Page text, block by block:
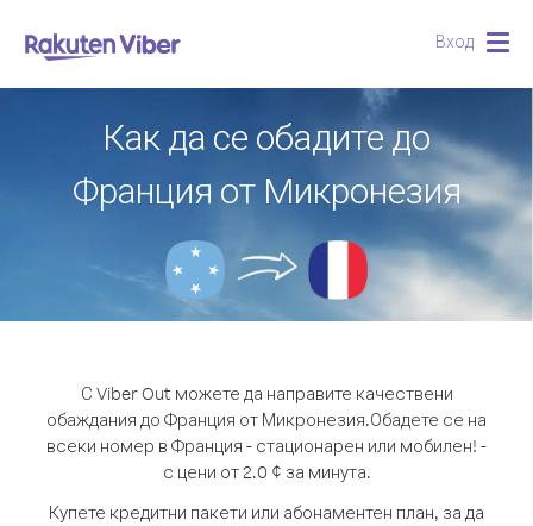
Вход
Как да се обадите до
Франция от Микронезия
С Viber Out можете да направите качествени
обаждания до Франция от Микронезия.Обадете се на
всеки номер в Франция - стационарен или мобилен! -
с цени от 2.0 ¢ за минута.
Купете кредитни пакети или абонаментен план, за да